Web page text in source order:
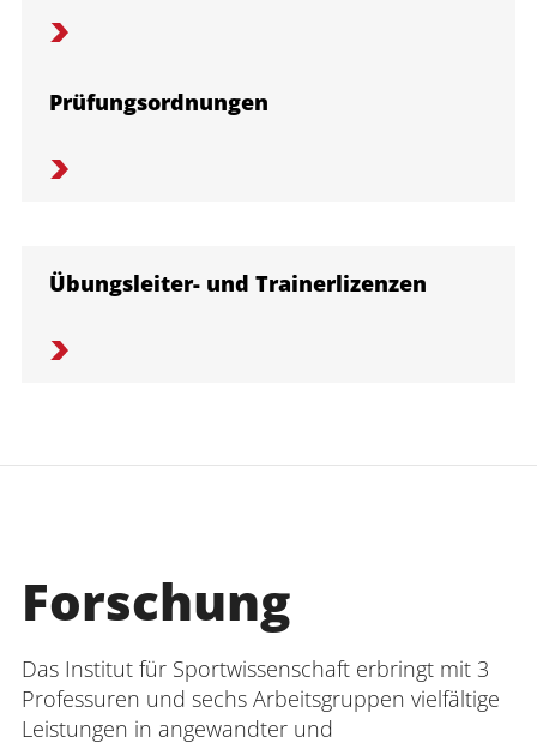
Prüfungsordnungen
Übungsleiter- und Trainerlizenzen
Forschung
Das Institut für Sportwissenschaft erbringt mit 3
Professuren und sechs Arbeitsgruppen vielfältige
Leistungen in angewandter und